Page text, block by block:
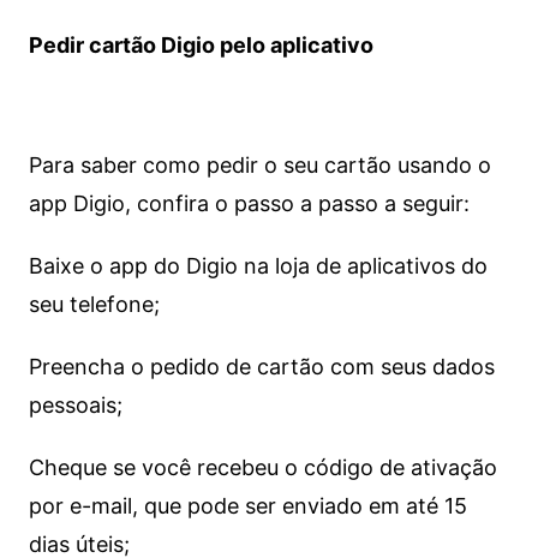
Pedir cartão Digio pelo aplicativo
Para saber como pedir o seu cartão usando o
app Digio, confira o passo a passo a seguir:
Baixe o app do Digio na loja de aplicativos do
seu telefone;
Preencha o pedido de cartão com seus dados
pessoais;
Cheque se você recebeu o código de ativação
por e-mail, que pode ser enviado em até 15
dias úteis;